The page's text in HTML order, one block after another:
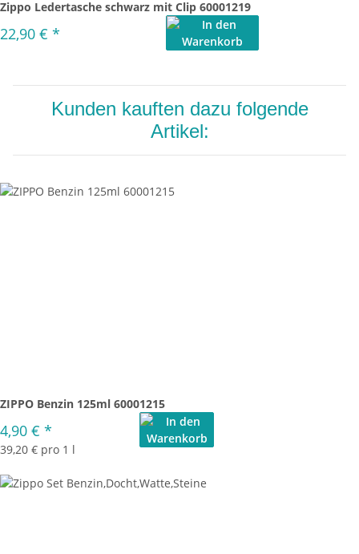
Zippo Ledertasche schwarz mit Clip 60001219
22,90 € *
Kunden kauften dazu folgende
Artikel:
ZIPPO Benzin 125ml 60001215
4,90 € *
39,20 € pro 1 l